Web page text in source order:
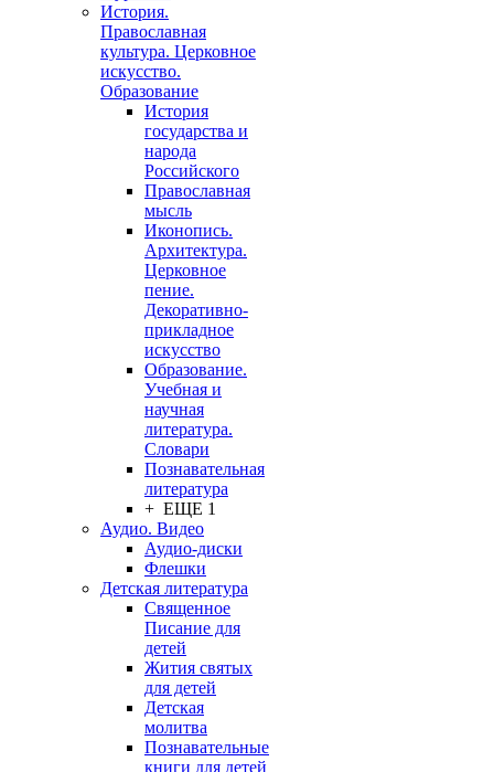
История.
Православная
культура. Церковное
искусство.
Образование
История
государства и
народа
Российского
Православная
мысль
Иконопись.
Архитектура.
Церковное
пение.
Декоративно-
прикладное
искусство
Образование.
Учебная и
научная
литература.
Словари
Познавательная
литература
+ ЕЩЕ 1
Аудио. Видео
Аудио-диски
Флешки
Детская литература
Священное
Писание для
детей
Жития святых
для детей
Детская
молитва
Познавательные
книги для детей